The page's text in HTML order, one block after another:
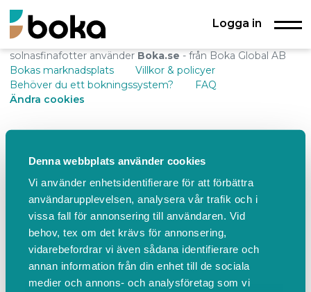
Denna webbplats använder cookies
Vi använder enhetsidentifierare för att förbättra
användarupplevelsen, analysera vår trafik och i
vissa fall för annonsering till användaren. Vid
behov, tex om det krävs för annonsering,
vidarebefordrar vi även sådana identifierare och
annan information från din enhet till de sociala
medier och annons- och analysföretag som vi
Logga in
solnasfinafotter använder Boka.se - från Boka Global AB
Bokas marknadsplats
Villkor & policyer
Behöver du ett bokningssystem?
FAQ
Ändra cookies